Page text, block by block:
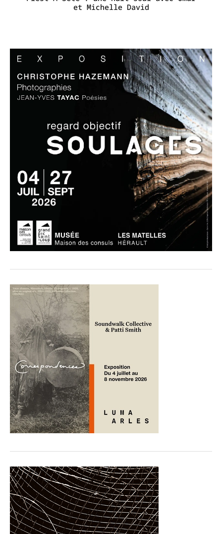
et Michelle David